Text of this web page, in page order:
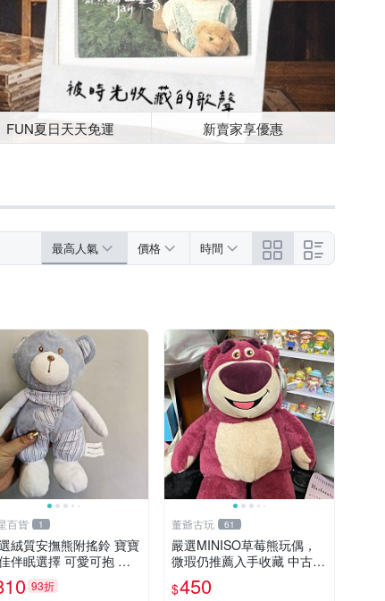
FUN夏日天天免運 新賣家享優惠
最高人氣 價格 時間
百貨 1
絨質安撫熊附搖鈴 寶寶
伴眠選擇 可愛可抱 絨
玩具 安撫熊 嬰兒用
93折
董爺古玩 61
嚴選MINISO草莓熊玩偶，
微瑕仍推薦入手收藏 中古 M
INISO 草莓熊 玩具 收藏
$450